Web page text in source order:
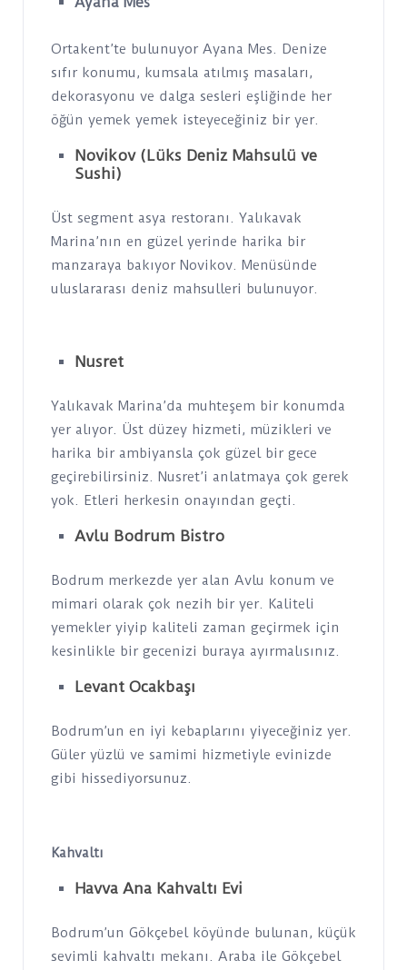
Ortakent’te bulunuyor Ayana Mes. Denize
sıfır konumu, kumsala atılmış masaları,
dekorasyonu ve dalga sesleri eşliğinde her
öğün yemek yemek isteyeceğiniz bir yer.
Novikov (Lüks Deniz Mahsulü ve
Sushi)
Üst segment asya restoranı. Yalıkavak
Marina’nın en güzel yerinde harika bir
manzaraya bakıyor Novikov. Menüsünde
uluslararası deniz mahsulleri bulunuyor.
Nusret
Yalıkavak Marina’da muhteşem bir konumda
yer alıyor. Üst düzey hizmeti, müzikleri ve
harika bir ambiyansla çok güzel bir gece
geçirebilirsiniz. Nusret’i anlatmaya çok gerek
yok. Etleri herkesin onayından geçti.
Avlu Bodrum Bistro
Bodrum merkezde yer alan Avlu konum ve
mimari olarak çok nezih bir yer. Kaliteli
yemekler yiyip kaliteli zaman geçirmek için
kesinlikle bir gecenizi buraya ayırmalısınız.
Levant Ocakbaşı
Bodrum’un en iyi kebaplarını yiyeceğiniz yer.
Güler yüzlü ve samimi hizmetiyle evinizde
gibi hissediyorsunuz.
Kahvaltı
Havva Ana Kahvaltı Evi
Bodrum’un Gökçebel köyünde bulunan, küçük
sevimli kahvaltı mekanı. Araba ile Gökçebel